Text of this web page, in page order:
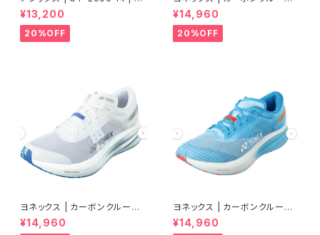
UE FADE/TRANQUIL TEAL |
Men
¥13,200
20%OFF
エアラス | セルリアンブルー |
Women
¥14,960
20%OFF
ヨネックス | カーボンクルーズ
エアラス | クールホワイト | Wo
men
¥14,960
ヨネックス | カーボンクルーズ
エアラス | セルリアンブルー |
Men
¥14,960